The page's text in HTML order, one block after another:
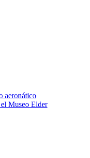
aeronático
Museo Elder